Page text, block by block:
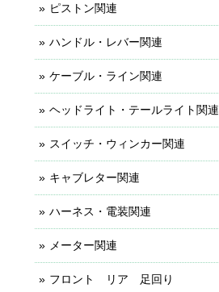
ピストン関連
ハンドル・レバー関連
ケーブル・ライン関連
ヘッドライト・テールライト関連
スイッチ・ウィンカー関連
キャブレター関連
ハーネス・電装関連
メーター関連
フロント リア 足回り